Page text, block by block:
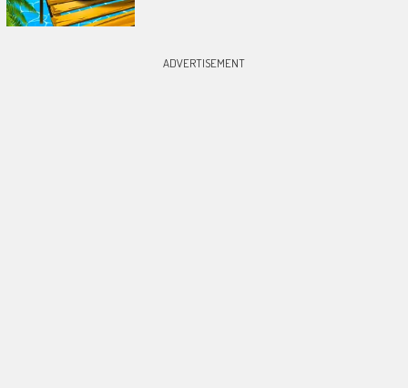
ADVERTISEMENT